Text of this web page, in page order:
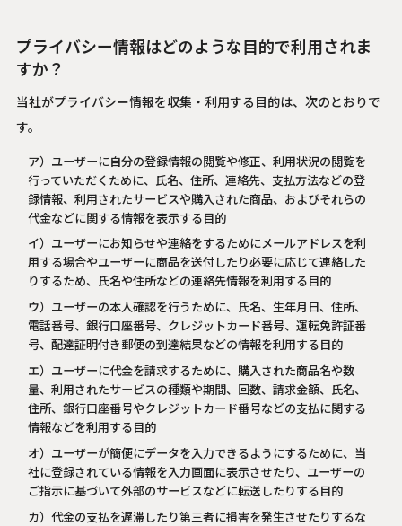
プライバシー情報はどのような目的で利用されま
すか？
当社がプライバシー情報を収集・利用する目的は、次のとおりで
す。
ア）ユーザーに自分の登録情報の閲覧や修正、利用状況の閲覧を
行っていただくために、氏名、住所、連絡先、支払方法などの登
録情報、利用されたサービスや購入された商品、およびそれらの
代金などに関する情報を表示する目的
イ）ユーザーにお知らせや連絡をするためにメールアドレスを利
用する場合やユーザーに商品を送付したり必要に応じて連絡した
りするため、氏名や住所などの連絡先情報を利用する目的
ウ）ユーザーの本人確認を行うために、氏名、生年月日、住所、
電話番号、銀行口座番号、クレジットカード番号、運転免許証番
号、配達証明付き郵便の到達結果などの情報を利用する目的
エ）ユーザーに代金を請求するために、購入された商品名や数
量、利用されたサービスの種類や期間、回数、請求金額、氏名、
住所、銀行口座番号やクレジットカード番号などの支払に関する
情報などを利用する目的
オ）ユーザーが簡便にデータを入力できるようにするために、当
社に登録されている情報を入力画面に表示させたり、ユーザーの
ご指示に基づいて外部のサービスなどに転送したりする目的
カ）代金の支払を遅滞したり第三者に損害を発生させたりするな